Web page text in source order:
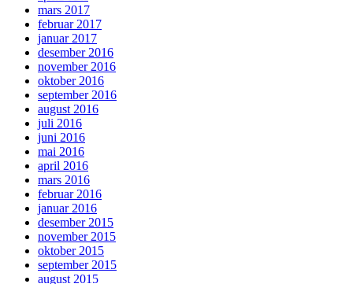
mars 2017
februar 2017
januar 2017
desember 2016
november 2016
oktober 2016
september 2016
august 2016
juli 2016
juni 2016
mai 2016
april 2016
mars 2016
februar 2016
januar 2016
desember 2015
november 2015
oktober 2015
september 2015
august 2015